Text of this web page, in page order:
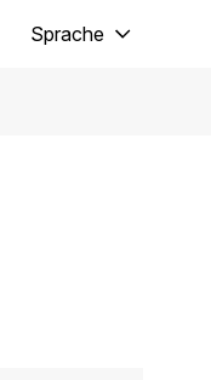
Sprache